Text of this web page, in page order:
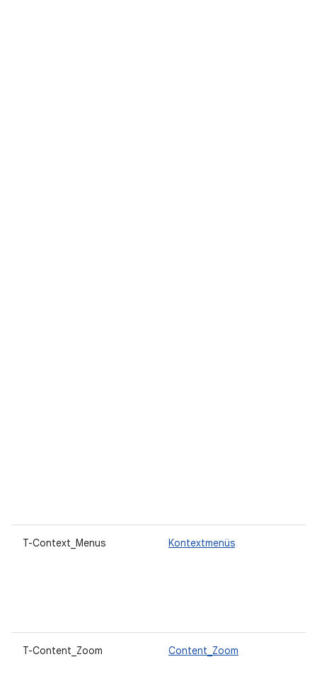
T-Context_Menus Kontextmenüs
T-Content_Zoom Content_Zoom